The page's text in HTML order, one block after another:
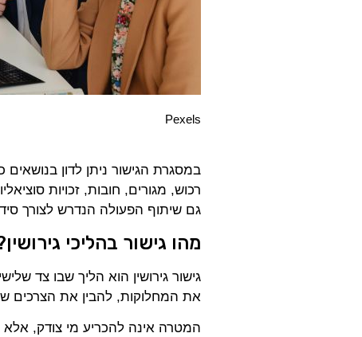
Pexels
במסגרת הגישור ניתן לדון
רכוש, מגורים, חובות, זכויות
גם שיתוף הפעולה הנדרש לצורך
מהו גישור בהליכי
גישור גירושין הוא הליך שבו צד
את המחלוקות, להבין את הצרכים
המטרה אינה להכריע מי צודק,